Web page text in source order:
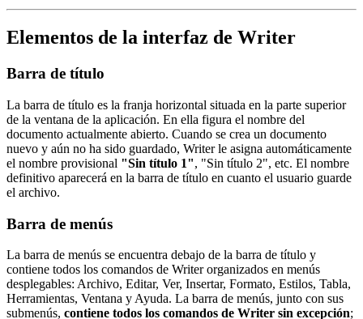
Elementos de la interfaz de Writer
Barra de título
La barra de título es la franja horizontal situada en la parte superior
de la ventana de la aplicación. En ella figura el nombre del
documento actualmente abierto. Cuando se crea un documento
nuevo y aún no ha sido guardado, Writer le asigna automáticamente
el nombre provisional "Sin título 1", "Sin título 2", etc. El nombre
definitivo aparecerá en la barra de título en cuanto el usuario guarde
el archivo.
Barra de menús
La barra de menús se encuentra debajo de la barra de título y
contiene todos los comandos de Writer organizados en menús
desplegables: Archivo, Editar, Ver, Insertar, Formato, Estilos, Tabla,
Herramientas, Ventana y Ayuda. La barra de menús, junto con sus
submenús, contiene todos los comandos de Writer sin excepción;